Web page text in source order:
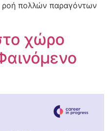
ροή πολλών παραγόντων
χώρο